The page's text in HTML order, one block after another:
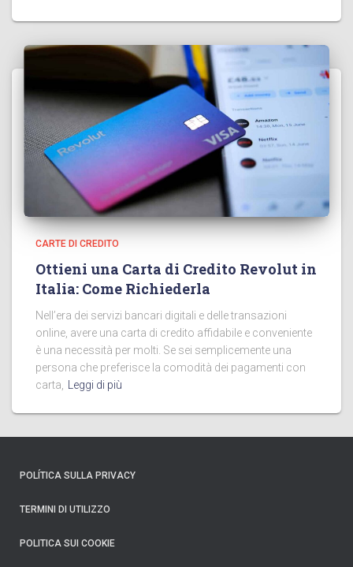
CARTE DI CREDITO
Ottieni una Carta di Credito Revolut in
Italia: Come Richiederla
Nell’era dei servizi bancari digitali e delle transazioni
online, avere una carta di credito affidabile e conveniente
è una necessità per molti. Se sei semplicemente una
persona che preferisce la comodità dei pagamenti con
carta,
Leggi di più
POLÍTICA SULLA PRIVACY
TERMINI DI UTILIZZO
POLITICA SUI COOKIE